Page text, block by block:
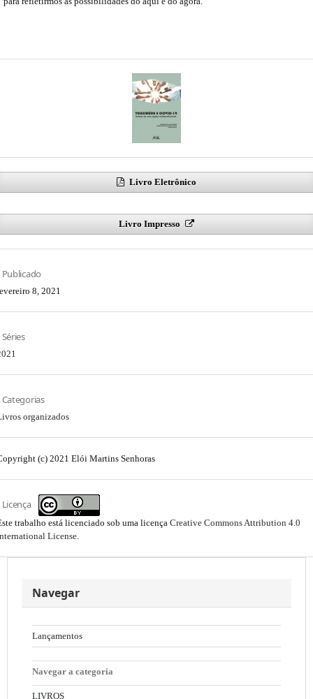
Livro Eletrônico
Livro Impresso
Publicado
8, 2021
Séries
Categorias
organizados
(c) 2021 Elói Martins Senhoras
Licença
trabalho está licenciado sob uma licença Creative Commons Attribution 4.0
License.
Navegar
Lançamentos
Navegar a categoria
LIVROS